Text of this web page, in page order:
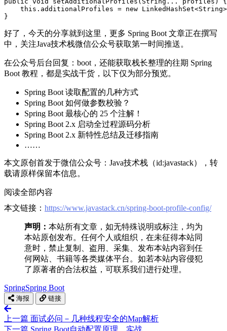
this.additionalProfiles = new
好了，今天的分享就到这里，更多 Spring Boot 文章正在撰写
中，关注Java技术栈微信公众号获取第一时间推送。
在公众号后台回复：boot，还能获取栈长整理的往期 Spring
Boot 教程，都是实战干货，以下仅为部分预览。
Spring Boot 读取配置的几种方式
Spring Boot 如何做参数校验？
Spring Boot 最核心的 25 个注解！
Spring Boot 2.x 启动全过程源码分析
Spring Boot 2.x 新特性总结及迁移指南
……
本文原创首发于微信公众号：Java技术栈（id:javastack），转
载请原样保留本信息。
阅读全部内容
本文链接： https://www.javastack.cn/spring-boot-profile-config/
声明： 本站所有文章，如无特殊说明或标注，均为
本站原创发布。任何个人或组织，在未征得本站同
意时，禁止复制、盗用、采集、发布本站内容到任
何网站、书籍等各类媒体平台。如若本站内容侵犯
了原著者的合法权益，可联系我们进行处理。
SpringSpring Boot
海报 链接
上一篇 面试必问－几种线程安全的Map解析
下一篇 Spring Boot自动配置原理、实战